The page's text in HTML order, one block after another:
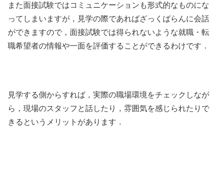
また面接試験ではコミュニケーションも形式的なものにな
ってしまいますが，見学の際であればざっくばらんに会話
ができますので，面接試験では得られないような就職・転
職希望者の情報や一面を評価することができるわけです．
見学する側からすれば，実際の職場環境をチェックしなが
ら，現場のスタッフと話したり，雰囲気を感じられたりで
きるというメリットがあります．